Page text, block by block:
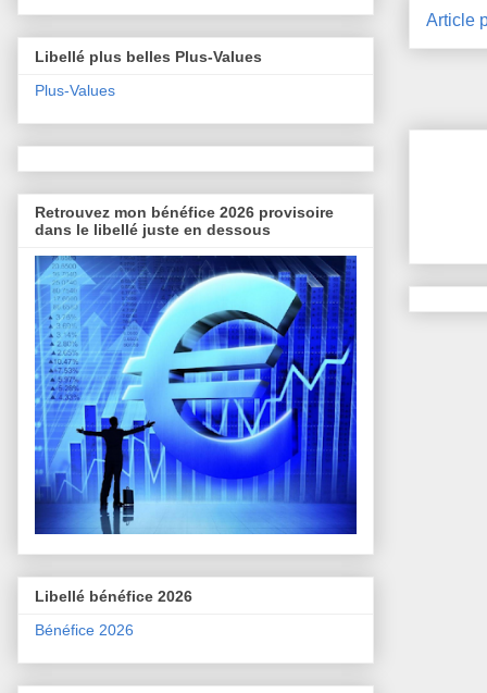
Article
Libellé plus belles Plus-Values
Plus-Values
Retrouvez mon bénéfice 2026 provisoire
dans le libellé juste en dessous
Libellé bénéfice 2026
Bénéfice 2026